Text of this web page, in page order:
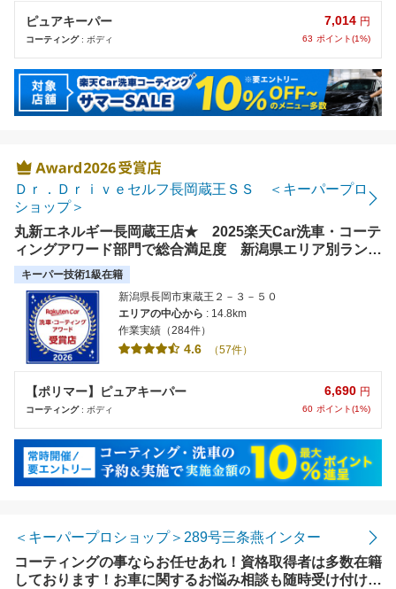
ピュアキーパー
コーティング: ボディ
7,014 円
63 ポイント(1%)
Ｄｒ．Ｄｒｉｖｅセルフ長岡蔵王ＳＳ ＜キーパープロ
ショップ＞
丸新エネルギー長岡蔵王店★ 2025楽天Car洗車・コーテ
ィングアワード部門で総合満足度 新潟県エリア別ランキ
ング 第２位受賞店★（株）専門指導・訓練を受けたスタ
ッフが丁寧に洗車・コーティングします。
キーパー技術1級在籍
新潟県長岡市東蔵王２－３－５０
エリアの中心から : 14.8km
作業実績（284件）
4.6 （57件）
【ポリマー】ピュアキーパー
コーティング: ボディ
6,690 円
60 ポイント(1%)
＜キーパープロショップ＞289号三条燕インター
コーティングの事ならお任せあれ！資格取得者は多数在籍
しております！お車に関するお悩み相談も随時受け付けて